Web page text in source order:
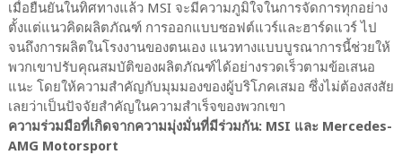
เมื่อยืนยันในทิศทางแล้ว MSI จะมีความภูมิใจในการจัดการทุกอย่าง
ตั้งแต่แนวคิดผลิตภัณฑ์ การออกแบบซอฟต์แวร์และฮาร์ดแวร์ ไป
จนถึงการผลิตในโรงงานของตนเอง แนวทางแบบบูรณาการนี้ช่วยให้
พวกเขาปรับคุณสมบัติของผลิตภัณฑ์ได้อย่างรวดเร็วตามข้อเสนอ
แนะ โดยให้ความสำคัญกับมุมมองของผู้บริโภคเสมอ ซึ่งไม่ต้องสงสัย
เลยว่าเป็นปัจจัยสำคัญในความสำเร็จของพวกเขา
ความร่วมมือที่เกิดจากความมุ่งมั่นที่มีร่วมกัน: MSI และ Mercedes-
AMG Motorsport